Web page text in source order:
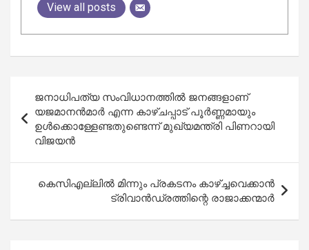
View all posts
navigation
ജനാധിപത്യ സംവിധാനത്തിൽ ജനങ്ങളാണ്
യജമാനൻമാർ എന്ന കാഴ്ചപ്പാട് പൂർണ്ണമായും
ഉൾക്കൊള്ളേണ്ടതുണ്ടെന്ന് മുഖ്യമന്ത്രി പിണറായി
വിജയൻ
കെസിഎല്ലില്‍ മിന്നും പ്രകടനം കാഴ്ച്ചവെക്കാന്‍
ട്രിവാന്‍ഡ്രത്തിന്റെ രാജാക്കന്മാര്‍